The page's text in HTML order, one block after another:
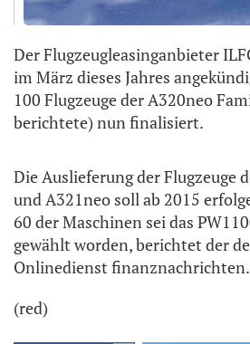
Der Flugzeugleasinganbieter
im März dieses Jahres
100 Flugzeuge der A320neo
berichtete) nun finalisiert.
Die Auslieferung der Flugzeuge
und A321neo soll ab 2015
60 der Maschinen sei das
gewählt worden, berichtet der
Onlinedienst
(red)